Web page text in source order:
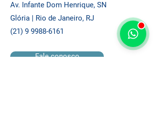
Av. Infante Dom Henrique, SN
Glória | Rio de Janeiro, RJ
(21) 9 9988-6161
Fale conosco